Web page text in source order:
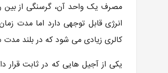
مصرف یک واحد آن، گرسنگی از
انرژی قابل توجهی دارد اما مدت
کالری زیادی می شود که در بلند
یکی از آجیل هایی که در ثابت قرار